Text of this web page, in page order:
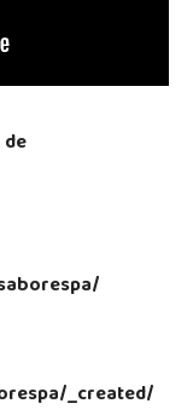
_created/